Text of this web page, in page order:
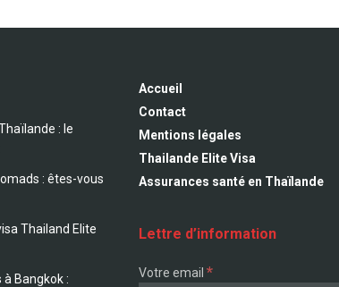
: le
: êtes-vous
Thailand Elite
Bangkok :
Accueil
Contact
Mentions légales
Thailande Elite Visa
Assurances santé en Thaïlande
Lettre d’information
Votre email *